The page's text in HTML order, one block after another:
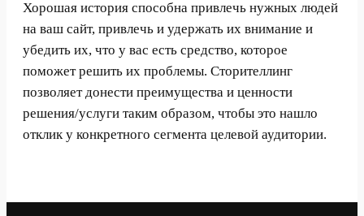
Хорошая история способна привлечь нужных людей
на ваш сайт, привлечь и удержать их внимание и
убедить их, что у вас есть средство, которое
поможет решить их проблемы. Сторителлинг
позволяет донести преимущества и ценности
решения/услуги таким образом, чтобы это нашло
отклик у конкретного сегмента целевой аудитории.